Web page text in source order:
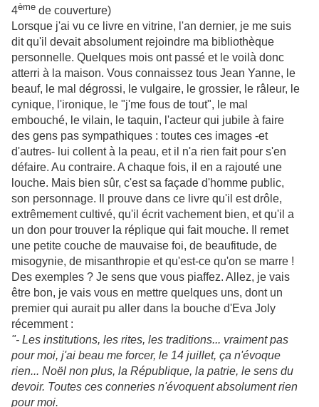
4ème de couverture)
Lorsque j'ai vu ce livre en vitrine, l'an dernier, je me suis
dit qu'il devait absolument rejoindre ma bibliothèque
personnelle. Quelques mois ont passé et le voilà donc
atterri à la maison. Vous connaissez tous Jean Yanne, le
beauf, le mal dégrossi, le vulgaire, le grossier, le râleur, le
cynique, l'ironique, le "j'me fous de tout", le mal
embouché, le vilain, le taquin, l'acteur qui jubile à faire
des gens pas sympathiques : toutes ces images -et
d'autres- lui collent à la peau, et il n'a rien fait pour s'en
défaire. Au contraire. A chaque fois, il en a rajouté une
louche. Mais bien sûr, c'est sa façade d'homme public,
son personnage. Il prouve dans ce livre qu'il est drôle,
extrêmement cultivé, qu'il écrit vachement bien, et qu'il a
un don pour trouver la réplique qui fait mouche. Il remet
une petite couche de mauvaise foi, de beaufitude, de
misogynie, de misanthropie et qu'est-ce qu'on se marre !
Des exemples ? Je sens que vous piaffez. Allez, je vais
être bon, je vais vous en mettre quelques uns, dont un
premier qui aurait pu aller dans la bouche d'Eva Joly
récemment :
"- Les institutions, les rites, les traditions... vraiment pas
pour moi, j'ai beau me forcer, le 14 juillet, ça n'évoque
rien... Noël non plus, la République, la patrie, le sens du
devoir. Toutes ces conneries n'évoquent absolument rien
pour moi.